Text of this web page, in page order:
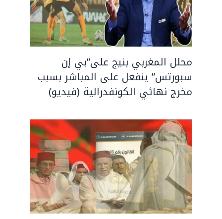
محلل المغربي بنيج على”بي إن
سبورتس” ينفعل على المباشر بسبب
مخرج نهائي الكونفدرالية (فيديو)